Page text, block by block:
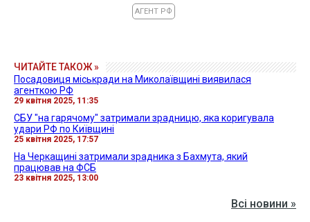
АГЕНТ РФ
ЧИТАЙТЕ ТАКОЖ »
Посадовиця міськради на Миколаївщині виявилася
агенткою РФ
29 квітня 2025, 11:35
СБУ "на гарячому" затримали зрадницю, яка коригувала
удари РФ по Київщині
25 квітня 2025, 17:57
На Черкащині затримали зрадника з Бахмута, який
працював на ФСБ
23 квітня 2025, 13:00
Всі новини »